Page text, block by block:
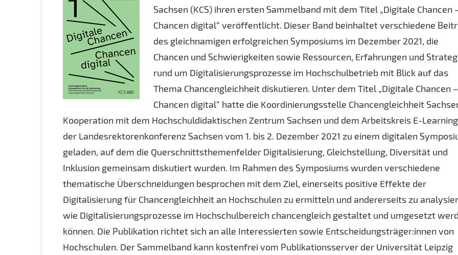
Sachsen (KCS) ihren ersten Sammelband mit dem Titel „Digitale Chancen
Chancen digital“ veröffentlicht. Dieser Band beinhaltet verschiedene
des gleichnamigen erfolgreichen Symposiums im Dezember 2021, die
Chancen und Schwierigkeiten sowie Ressourcen, Erfahrungen und
rund um Digitalisierungsprozesse im Hochschulbetrieb mit Blick auf das
Thema Chancengleichheit diskutieren. Unter dem Titel „Digitale Chancen –
Chancen digital“ hatte die Koordinierungsstelle Chancengleichheit
Kooperation mit dem Hochschuldidaktischen Zentrum Sachsen und dem Arbeitskreis E-Learning
der Landesrektorenkonferenz Sachsen vom 1. bis 2. Dezember 2021 zu einem digitalen
geladen, auf dem die Querschnittsthemenfelder Digitalisierung, Gleichstellung, Diversität und
Inklusion gemeinsam diskutiert wurden. Im Rahmen des Symposiums wurden verschiedene
thematische Überschneidungen besprochen mit dem Ziel, einerseits positive Effekte der
Digitalisierung für Chancengleichheit an Hochschulen zu ermitteln und andererseits zu
wie Digitalisierungsprozesse im Hochschulbereich chancengleich gestaltet und umgesetzt
können. Die Publikation richtet sich an alle Interessierten sowie Entscheidungsträger:innen von
Hochschulen. Der Sammelband kann kostenfrei vom Publikationsserver der Universität Leipzig